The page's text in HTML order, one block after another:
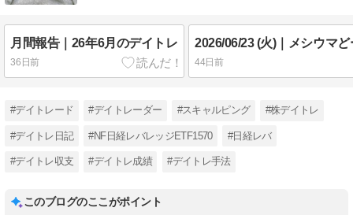
月間報告｜26年6月のデイトレ
36日前 44日前
#デイトレード #デイトレーダー #スキャルピング #株デイトレ
#デイトレ日記 #NF日経レバレッジETF1570 #日経レバ
#デイトレ収支 #デイトレ成績 #デイトレ手法
このブログのここがポイント